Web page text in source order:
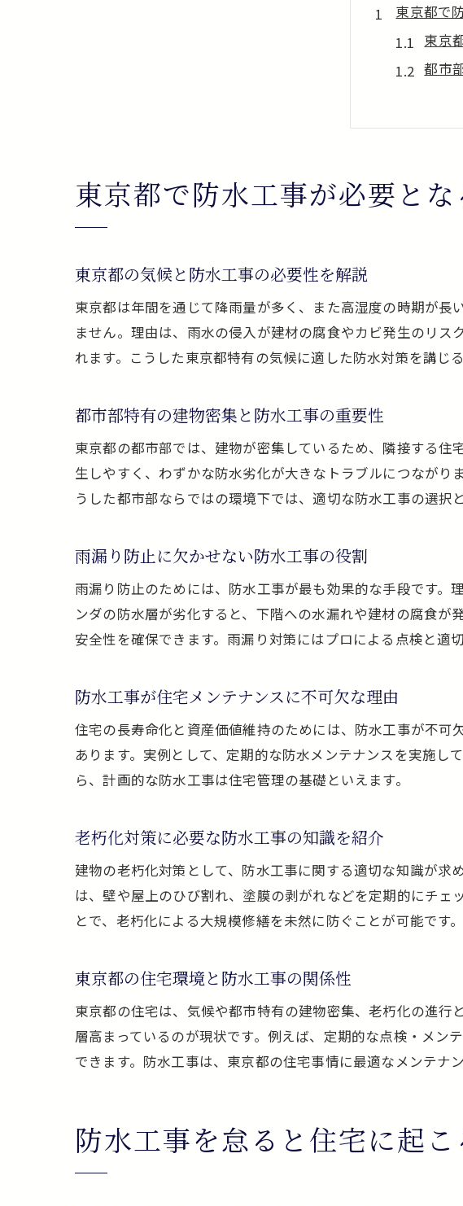
東京都で
東京
都市
雨
防水
東京
防水工事
カビ
資産
住ま
防水
劣化
定期
防水
ベランダ
ベラ
ベラ
資産
防水
売却
長期
防水工事
防水
定期
劣化
東京都で防水工事が必要とな
東京都の気候と防水工事の必要性を解説
東京都は年間を通じて降雨量が多く、また高湿度の時期が
ません。理由は、雨水の侵入が建材の腐食やカビ発生のリ
れます。こうした東京都特有の気候に適した防水対策を講じ
都市部特有の建物密集と防水工事の重要性
東京都の都市部では、建物が密集しているため、隣接する
生しやすく、わずかな防水劣化が大きなトラブルにつなが
うした都市部ならではの環境下では、適切な防水工事の選択
雨漏り防止に欠かせない防水工事の役割
雨漏り防止のためには、防水工事が最も効果的な手段です
ンダの防水層が劣化すると、下階への水漏れや建材の腐食
安全性を確保できます。雨漏り対策にはプロによる点検と適
防水工事が住宅メンテナンスに不可欠な理由
住宅の長寿命化と資産価値維持のためには、防水工事が不
あります。実例として、定期的な防水メンテナンスを実施
ら、計画的な防水工事は住宅管理の基礎といえます。
老朽化対策に必要な防水工事の知識を紹介
建物の老朽化対策として、防水工事に関する適切な知識が求
は、壁や屋上のひび割れ、塗膜の剥がれなどを定期的にチ
とで、老朽化による大規模修繕を未然に防ぐことが可能です。
東京都の住宅環境と防水工事の関係性
東京都の住宅は、気候や都市特有の建物密集、老朽化の進
層高まっているのが現状です。例えば、定期的な点検・メ
できます。防水工事は、東京都の住宅事情に最適なメンテナ
防水工事を怠ると住宅に起こ